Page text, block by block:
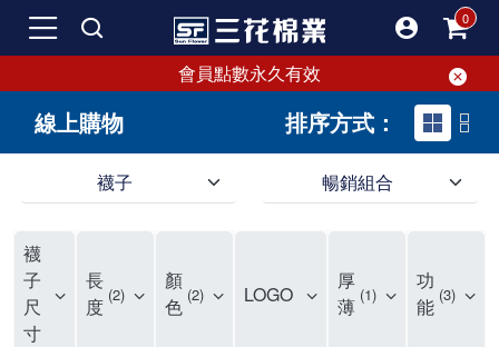
會員點數永久有效
線上購物 排序方式：
襪子 暢銷組合
襪
子
尺
寸
長
度 2
顏
色 2 LOGO
厚
薄 1
功
能 3